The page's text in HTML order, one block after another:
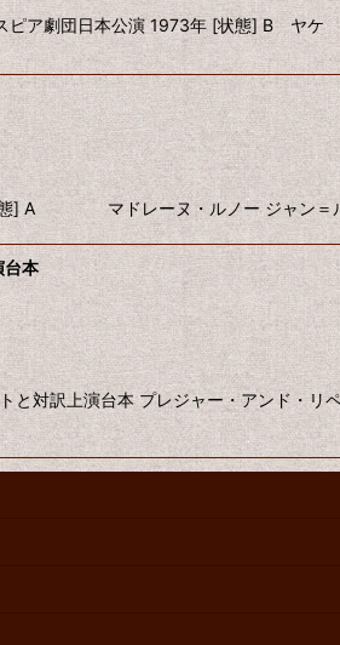
絞り込む
ピア劇団日本公演 1973年 [状態] B
] A マドレーヌ・ルノー ジャン＝ル
台本
対訳上演台本 プレジャー・アンド・リ